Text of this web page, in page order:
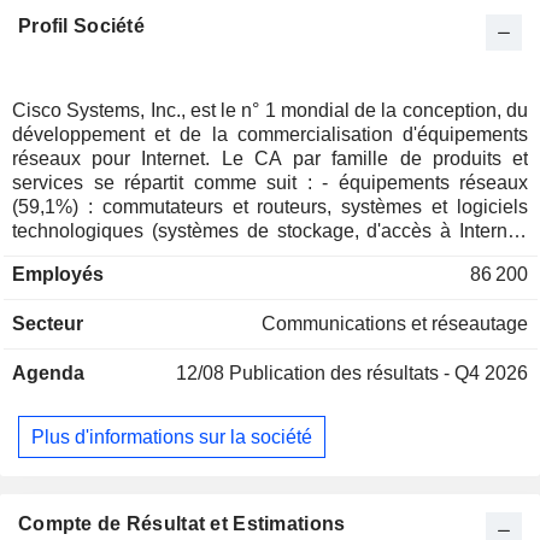
Profil Société
Cisco Systems, Inc., est le n° 1 mondial de la conception, du
développement et de la commercialisation d'équipements
réseaux pour Internet. Le CA par famille de produits et
services se répartit comme suit : - équipements réseaux
(59,1%) : commutateurs et routeurs, systèmes et logiciels
technologiques (systèmes de stockage, d'accès à Internet,
modules de connexion, etc.), etc. ; - services (26,6%) :
réalisation, d'intégration de réseaux, etc. ; - produits de
suivante : Amériques (59,4%), Europe-Moyen-Orient-Afrique
Employés 86 200
Secteur Communications et réseautage
Agenda 12/08 Publication des résultats - Q4 2026
Plus d'informations sur la société
Compte de Résultat et Estimations